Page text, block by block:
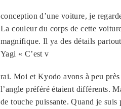
conception d’une voiture, je
La couleur du corps de cette
magnifique. Il ya des détails
Yagi « C’est v
rai. Moi et Kyodo avons à peu
l’angle préféré étaient différents.
de touche puissante. Quand je